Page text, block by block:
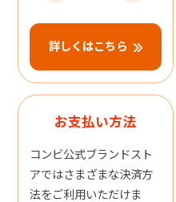
詳しくはこちら
お支払い方法
コンビ公式ブランドスト
アではさまざまな決済方
法をご利用いただけま